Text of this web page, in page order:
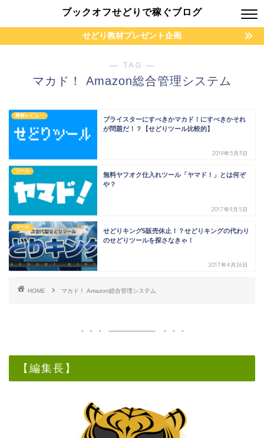
ブックオフせどりで稼ぐブログ
せどり教材プレゼント企画
― TAG ―
マカド！ Amazon総合管理システム
教材レビュー
プライスターにすべきかマカド！にすべきかそれ
が問題だ！？【せどりツール比較的】
2019年5月3日
ツール
無料ヤフオク仕入れツール「ヤマド！」とは何ぞ
や？
2017年9月5日
ツール
せどりキング5販売休止！？せどりキングの代わり
のせどりツールを探さなきゃ！
2017年4月26日
HOME マカド！ Amazon総合管理システム
【編集長】